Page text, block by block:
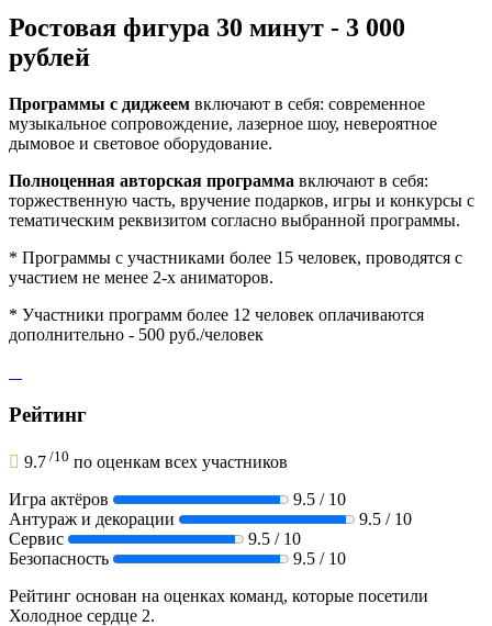
Ростовая фигура 30 минут - 3 000
рублей
Программы с диджеем включают в себя: современное
музыкальное сопровождение, лазерное шоу, невероятное
дымовое и световое оборудование.
Полноценная авторская программа включают в себя:
торжественную часть, вручение подарков, игры и конкурсы с
тематическим реквизитом согласно выбранной программы.
* Программы с участниками более 15 человек, проводятся с
участием не менее 2-х аниматоров.
* Участники программ более 12 человек оплачиваются
дополнительно - 500 руб./человек
Рейтинг
9.7 /10 по оценкам всех участников
Игра актёров
9.5 / 10
Антураж и декорации
9.5 / 10
Сервис
9.5 / 10
Безопасность
9.5 / 10
Рейтинг основан на оценках команд, которые посетили
Холодное сердце 2.